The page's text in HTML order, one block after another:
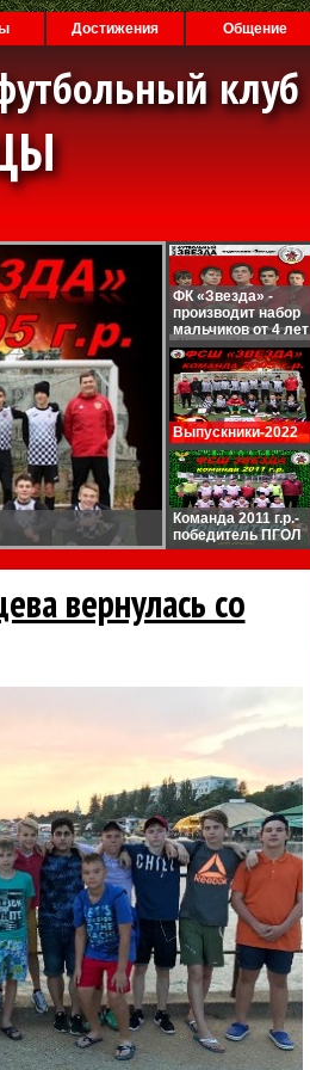
Достижения Общение
клуб
ФК «Звезда» -
производит набор
мальчиков от 4 лет
Выпускники-2022
Команда 2011 г.р.-
победитель ПГОЛ
вернулась со